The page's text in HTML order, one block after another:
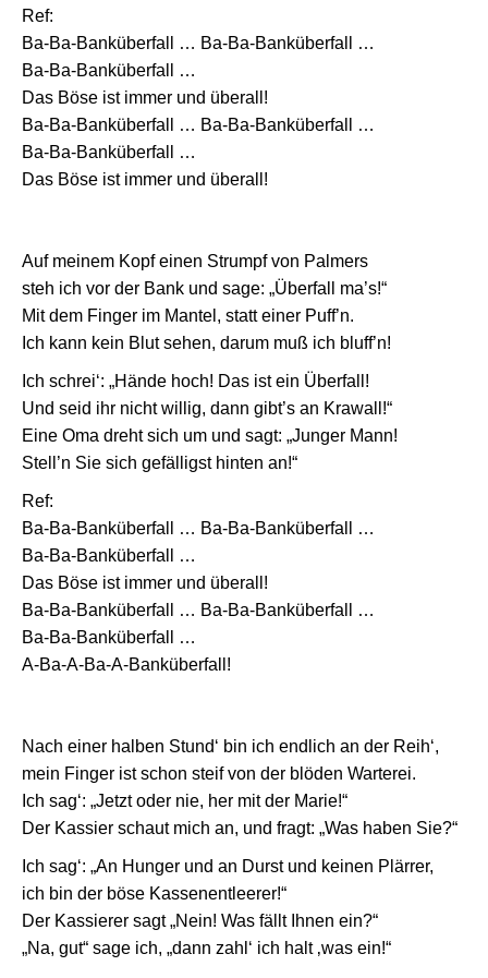
Ref:
Ba-Ba-Banküberfall … Ba-Ba-Banküberfall …
Ba-Ba-Banküberfall …
Das Böse ist immer und überall!
Ba-Ba-Banküberfall … Ba-Ba-Banküberfall …
Ba-Ba-Banküberfall …
Das Böse ist immer und überall!
Auf meinem Kopf einen Strumpf von Palmers
steh ich vor der Bank und sage: „Überfall ma’s!“
Mit dem Finger im Mantel, statt einer Puff’n.
Ich kann kein Blut sehen, darum muß ich bluff’n!
Ich schrei‘: „Hände hoch! Das ist ein Überfall!
Und seid ihr nicht willig, dann gibt’s an Krawall!“
Eine Oma dreht sich um und sagt: „Junger Mann!
Stell’n Sie sich gefälligst hinten an!“
Ref:
Ba-Ba-Banküberfall … Ba-Ba-Banküberfall …
Ba-Ba-Banküberfall …
Das Böse ist immer und überall!
Ba-Ba-Banküberfall … Ba-Ba-Banküberfall …
Ba-Ba-Banküberfall …
A-Ba-A-Ba-A-Banküberfall!
Nach einer halben Stund‘ bin ich endlich an der Reih‘,
mein Finger ist schon steif von der blöden Warterei.
Ich sag‘: „Jetzt oder nie, her mit der Marie!“
Der Kassier schaut mich an, und fragt: „Was haben Sie?“
Ich sag‘: „An Hunger und an Durst und keinen Plärrer,
ich bin der böse Kassenentleerer!“
Der Kassierer sagt „Nein! Was fällt Ihnen ein?“
„Na, gut“ sage ich, „dann zahl‘ ich halt ‚was ein!“